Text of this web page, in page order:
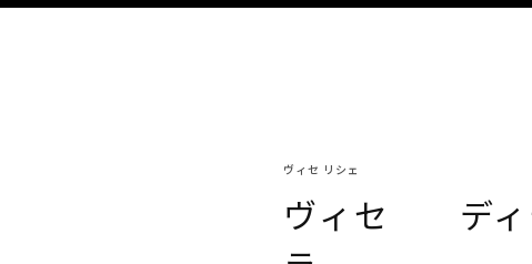
ヴィセ リシェ
ヴィセ ディ